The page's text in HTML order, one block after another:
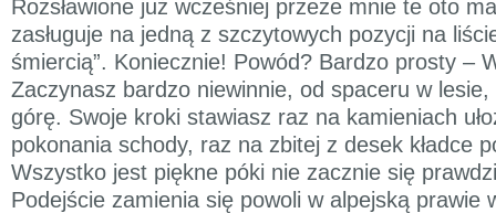
Rozsławione już wcześniej przeze mnie te oto
zasługuje na jedną z szczytowych pozycji na
śmiercią”. Koniecznie! Powód? Bardzo prosty –
Zaczynasz bardzo niewinnie, od spaceru w
górę. Swoje kroki stawiasz raz na kamieniach
pokonania schody, raz na zbitej z desek kładce
Wszystko jest piękne póki nie zacznie się
Podejście zamienia się powoli w alpejską prawie